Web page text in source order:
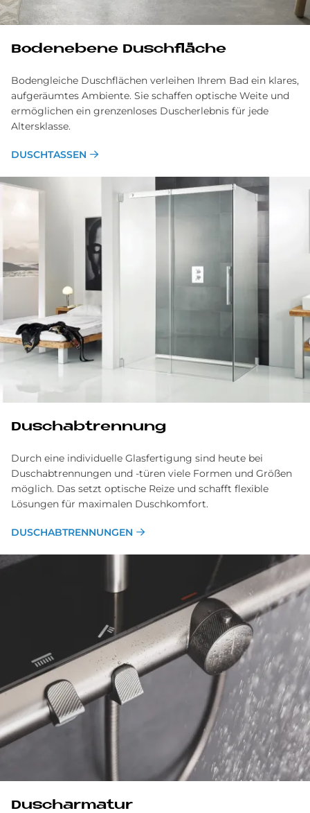
Bo­den­ebe­ne Dusch­flä­che
Bodengleiche Duschflächen verleihen Ihrem Bad ein klares,
aufgeräumtes Ambiente. Sie schaffen optische Weite und
ermöglichen ein grenzen­loses Dusch­erlebnis für jede
Alters­klasse.
DUSCHTASSEN
Dusch­ab­tren­nung
Durch eine individuelle Glasfertigung sind heute bei
Dusch­abtrennungen und -türen viele Formen und Größen
möglich. Das setzt optische Reize und schafft flexible
Lösungen für maximalen Dusch­komfort.
DUSCHABTRENNUNGEN
Dusch­ar­ma­tur